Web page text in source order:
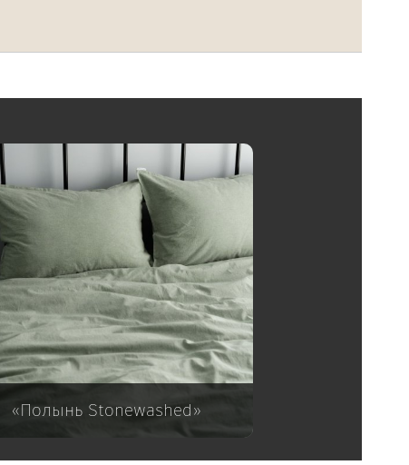
«Полынь Stonewashed»